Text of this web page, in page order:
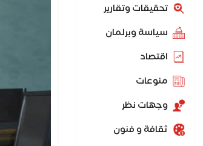
تحقيقات وتقارير
سياسة وبرلمان
اقتصاد
منوعات
وجهات نظر
ثقافة و فنون